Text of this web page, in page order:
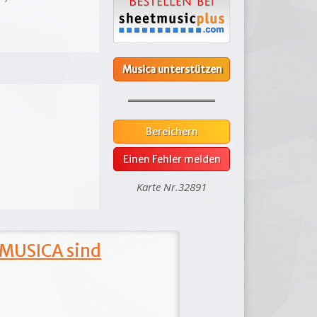
Musica unterstützen
Bereichern
Einen Fehler melden
Karte Nr.32891
sind